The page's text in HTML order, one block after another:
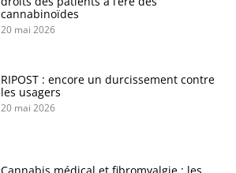
cannabinoïdes
20 mai 2026
RIPOST : encore un durcissement contre
les usagers
20 mai 2026